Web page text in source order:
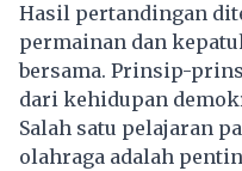
Hasil pertandingan
permainan dan
bersama. Prinsip-
dari kehidupan
Salah satu pelajaran
olahraga adalah